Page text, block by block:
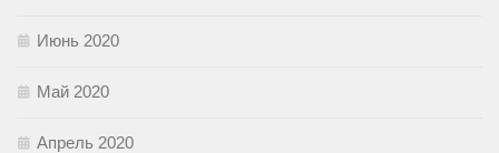
Июнь 2020
Май 2020
Апрель 2020